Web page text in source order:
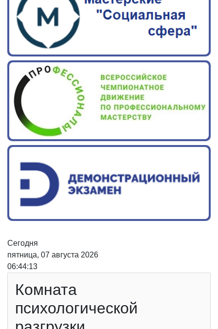
Сегодня
пятница, 07 августа 2026
06:44:13
Комната
психологической